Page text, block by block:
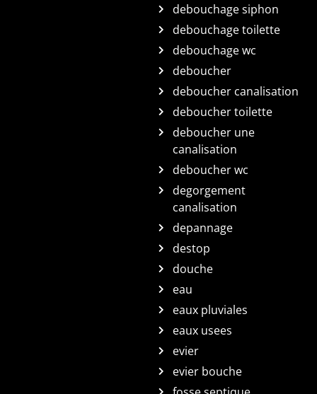
debouchage siphon
debouchage toilette
debouchage wc
deboucher
deboucher canalisation
deboucher toilette
deboucher une
canalisation
deboucher wc
degorgement
canalisation
depannage
destop
douche
eau
eaux pluviales
eaux usees
evier
evier bouche